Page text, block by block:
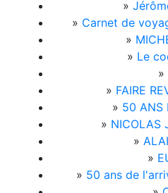
»
» Carnet de
»
» Le
»
» FAIRE
» 50 ANS
» NICOLAS
»
»
» 50 ans de